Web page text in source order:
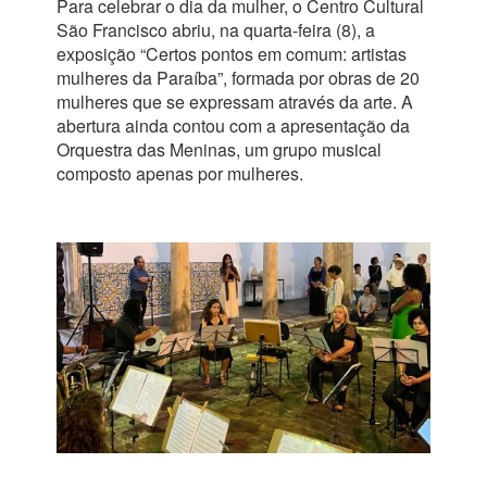
Para celebrar o dia da mulher, o Centro Cultural
São Francisco abriu, na quarta-feira (8), a
exposição “Certos pontos em comum: artistas
mulheres da Paraíba”, formada por obras de 20
mulheres que se expressam através da arte. A
abertura ainda contou com a apresentação da
Orquestra das Meninas, um grupo musical
composto apenas por mulheres.